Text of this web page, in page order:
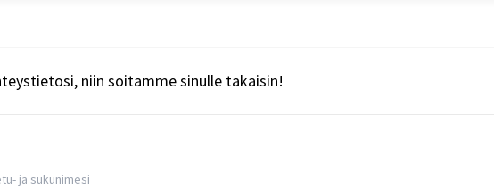
niin soitamme sinulle takaisin!